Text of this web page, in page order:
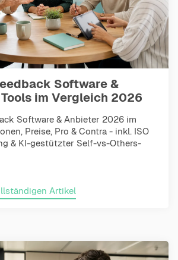
Software &
im Vergleich 2026
Software & Anbieter 2026 im
Preise, Pro & Contra - inkl. ISO
& KI-gestützter Self-vs-Others-
Artikel